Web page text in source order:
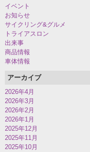
イベント
お知らせ
サイクリング&グルメ
トライアスロン
出来事
商品情報
車体情報
アーカイブ
2026年4月
2026年3月
2026年2月
2026年1月
2025年12月
2025年11月
2025年10月